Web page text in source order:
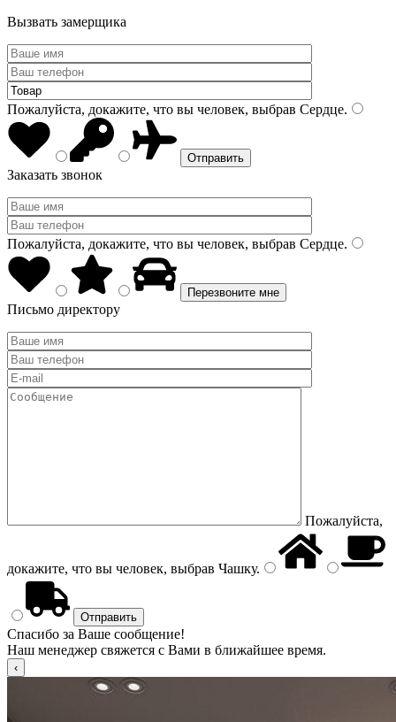
Вызвать замерщика
Пожалуйста, докажите, что вы человек, выбрав Сердце.
Заказать звонок
Пожалуйста, докажите, что вы человек, выбрав Сердце.
Письмо директору
Пожалуйста,
докажите, что вы человек, выбрав Чашку.
Спасибо за Ваше сообщение!
Наш менеджер свяжется с Вами в ближайшее время.